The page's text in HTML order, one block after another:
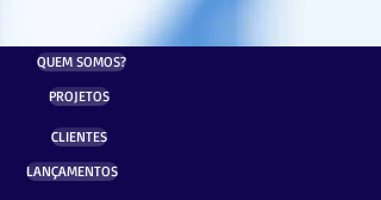
QUEM SOMOS?
PROJETOS
CLIENTES
LANÇAMENTOS